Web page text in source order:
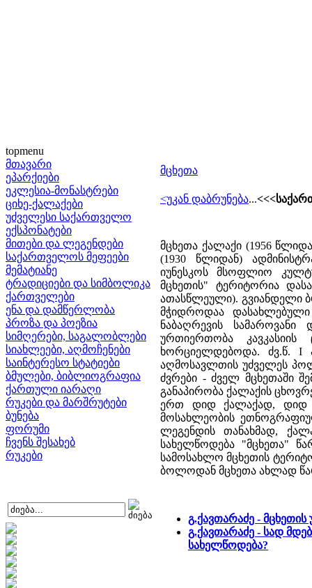
topmenu
მთავარი
ეპარქიები
ეკლესია-მონასტრები
ციხე-ქალაქები
უძველესი საქართველო
ექსპონატები
მითები და ლეგენდები
საქართველოს მეფეები
მემატიანე
ტრადიციები და სიმბოლიკა
ქართველები
ენა და დამწერლობა
პროზა და პოეზია
სიმღერები, საგალობლები
სიახლეები, აღმოჩენები
საინტერესო სტატიები
ბმულები, ბიბლიოგრაფია
ქართული იარაღი
რუკები და მარშრუტები
ბუნება
ფორუმი
ჩვენს შესახებ
რუკები
მცხეთა
<უკან დაბრუნება...
მცხეთა ქალაქი (1956
(1930 წლიდან)
იუნესკოს მსოფლიო
მცხეთის" ტერიტორია
ათასწლეული). გვიანდელი
მჭიდროდაა დასახლებული
ნაბაღრევის
ურთიერთობა კავკასიის
ხორციელდებოდა. ძვ.წ. I
აღმოსავლთის უძველეს
ძვრები - ძველ მცხეთაში
განაპირობა ქალაქის
ერთ დიდ ქალაქად, დიდ
მოსახლეობის
ლეგენდის თანახმად,
სახელწოდება "მცხეთა"
სამოსახლო მცხეთის
ბოლოდან მცხეთა ახლად
გ.ქავთარაძე -
გ.ქავთარაძე - სად
სახელწოდება?